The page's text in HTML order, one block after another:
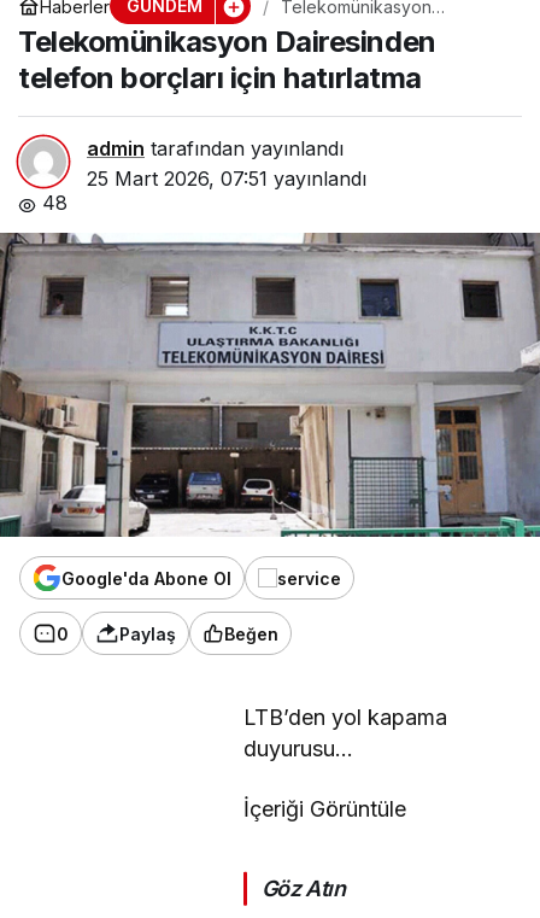
Haberler GÜNDEM
Telekomünikasyon
Dairesinden telefon borçları
için hatırlatma
Telekomünikasyon Dairesinden
telefon borçları için hatırlatma
admin tarafından yayınlandı
25 Mart 2026, 07:51 yayınlandı
48
Google'da Abone Ol
0 Paylaş Beğen
LTB’den yol kapama
duyurusu…
İçeriği Görüntüle
Göz Atın